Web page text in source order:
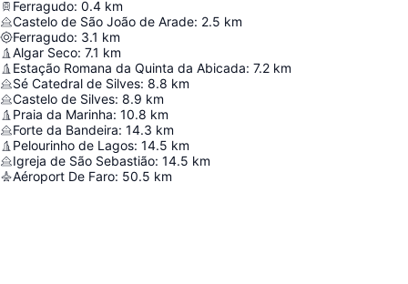
Ferragudo: 0.4 km
Castelo de São João de Arade: 2.5 km
Ferragudo: 3.1 km
Algar Seco: 7.1 km
Estação Romana da Quinta da Abicada: 7.2 km
Sé Catedral de Silves: 8.8 km
Castelo de Silves: 8.9 km
Praia da Marinha: 10.8 km
Forte da Bandeira: 14.3 km
Pelourinho de Lagos: 14.5 km
Igreja de São Sebastião: 14.5 km
Aéroport De Faro: 50.5 km